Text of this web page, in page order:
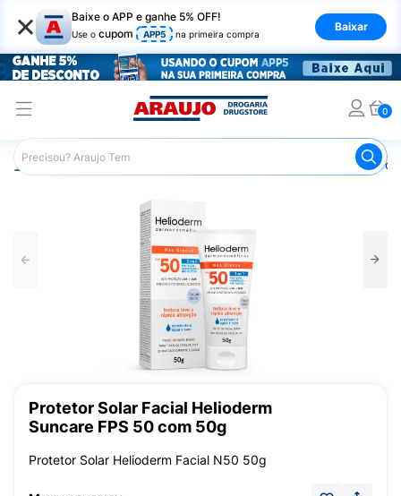
× Baixe o APP e ganhe 5% OFF!
Use o cupom APP5 na primeira compra
Baixar
0
Araujo Beleza e Cuidados
Protetor Solar Facial Helioderm
Suncare FPS 50 com 50g
Protetor Solar Helioderm Facial N50 50g